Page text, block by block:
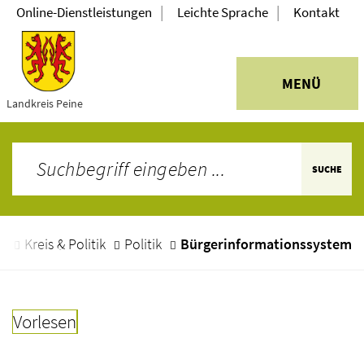
Landkreis Peine
MENÜ
Online-Dienstleistungen | Leichte Sprache | Kontakt
SUCHE
Kreis & Politik Politik Bürgerinformationssystem
Vorlesen